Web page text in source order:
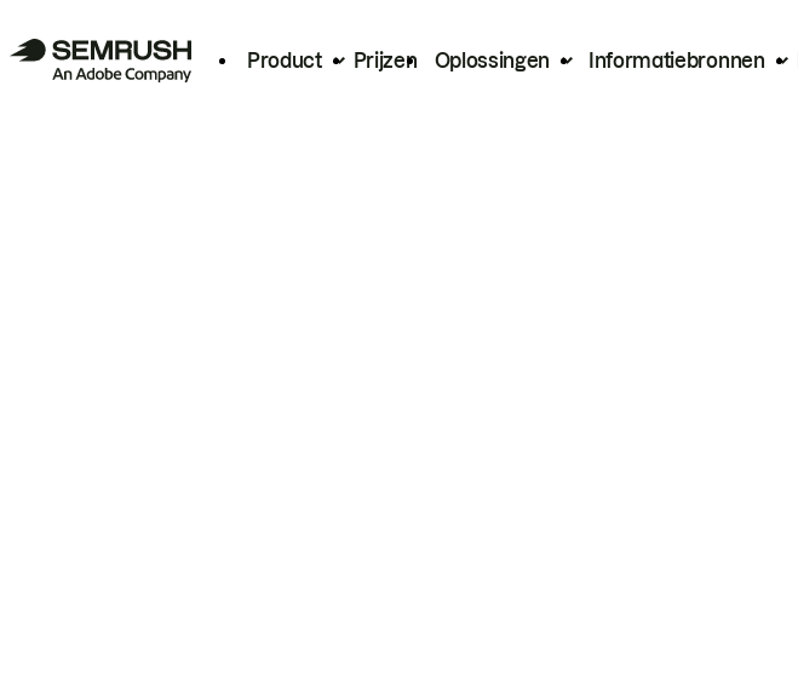
Product Prijzen Oplossingen Informatiebronnen